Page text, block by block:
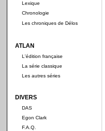
Lexique
Chronologie
Les chroniques de Délos
ATLAN
L'édition française
La série classique
Les autres séries
DIVERS
DAS
Egon Clark
F.A.Q.